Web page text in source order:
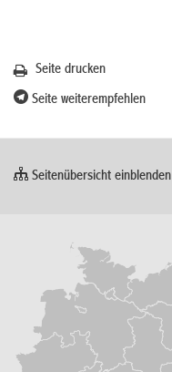
Seite drucken
Seite weiterempfehlen
Seitenübersicht einblenden